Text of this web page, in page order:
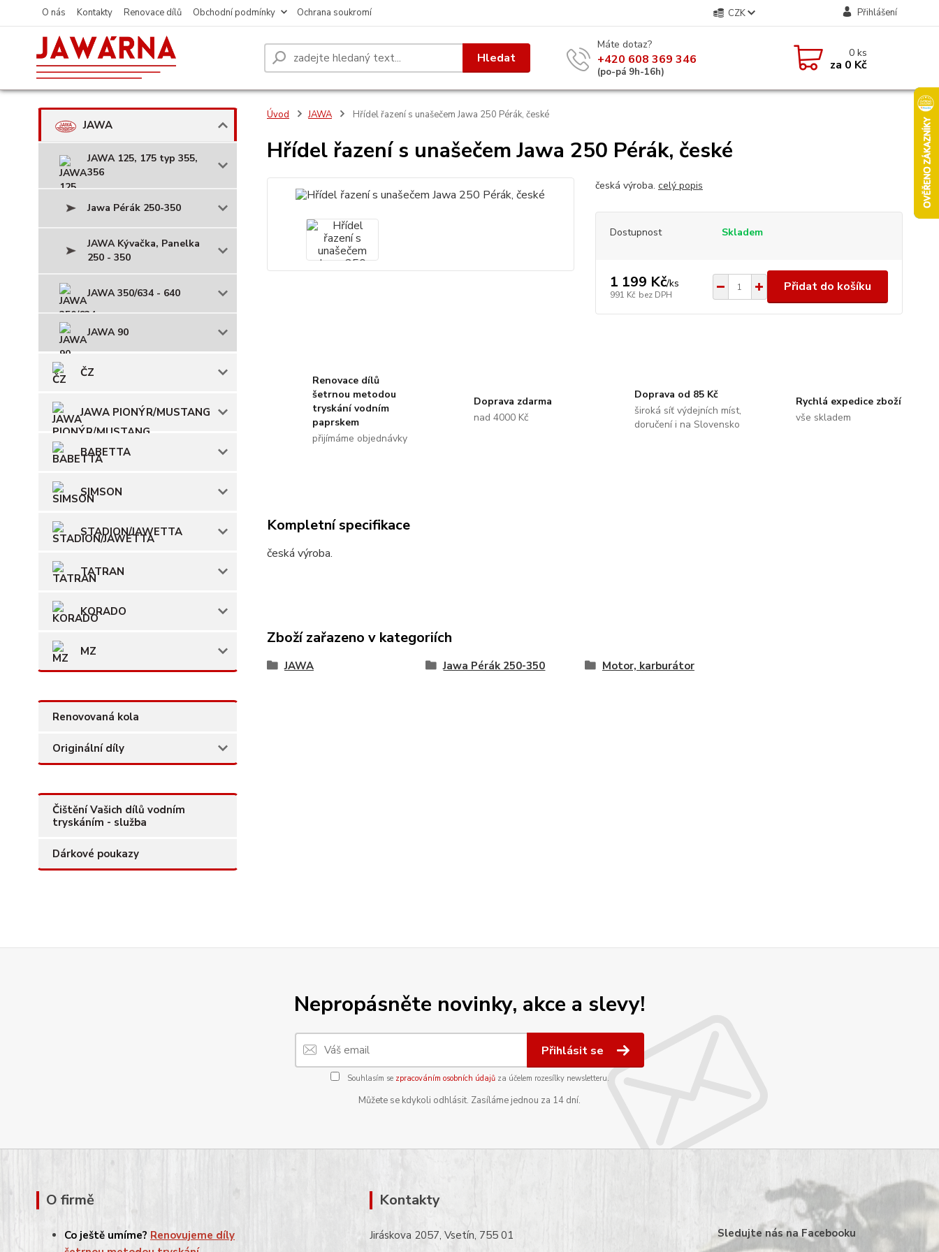
O nás Kontakty Renovace dílů Obchodní podmínky Ochrana soukromí CZK Přihlášení
Hledat
Máte dotaz?
+420 608 369 346
(po-pá 9h-16h)
0ks
za 0 Kč
JAWA
JAWA 125, 175 typ 355,
356
Jawa Pérák 250-350
JAWA Kývačka, Panelka
250 - 350
JAWA 350/634 - 640
JAWA 90
ČZ
JAWA PIONÝR/MUSTANG
BABETTA
SIMSON
STADION/JAWETTA
TATRAN
KORADO
MZ
Renovovaná kola
Originální díly
Čištění Vašich dílů vodním
tryskáním - služba
Dárkové poukazy
Úvod JAWA Hřídel řazení s unašečem Jawa 250 Pérák, české
Hřídel řazení s unašečem Jawa 250 Pérák, české
česká výroba. celý popis
Dostupnost Skladem
1 199 Kč/ks
991 Kč bez DPH
Přidat do košíku
Renovace dílů
šetrnou metodou
tryskání vodním
paprskem
přijímáme objednávky
Doprava zdarma
nad 4000 Kč
Doprava od 85 Kč
široká síť výdejních míst,
doručení i na Slovensko
Rychlá expedice zboží
vše skladem
Kompletní specifikace
česká výroba.
Zboží zařazeno v kategoriích
JAWA Jawa Pérák 250-350 Motor, karburátor
Nepropásněte novinky, akce a slevy!
Přihlásit se
Souhlasím se zpracováním osobních údajůza účelem rozesílky newsletteru.
Můžete se kdykoli odhlásit. Zasíláme jednou za 14 dní.
O firmě
Co ještě umíme? Renovujeme díly
Kontakty
Jiráskova 2057, Vsetín, 755 01 Sledujte nás na Facebooku